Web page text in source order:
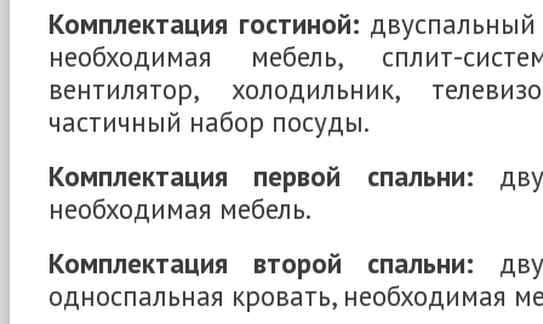
Комплектация гостиной:
необходимая мебель, сплит-
вентилятор, холодильник,
частичный набор посуды.
Комплектация первой спальни:
необходимая мебель.
Комплектация второй спальни:
односпальная кровать, необходимая